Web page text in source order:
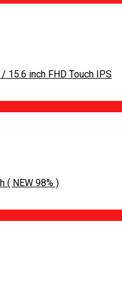
15.6 inch FHD Touch IPS
( NEW 98% )